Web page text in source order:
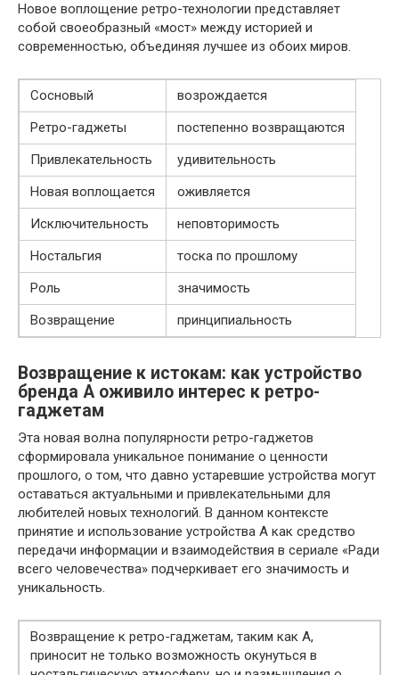
Новое воплощение ретро-технологии представляет
собой своеобразный «мост» между историей и
современностью, объединяя лучшее из обоих миров.
Сосновый
возрождается
Ретро-гаджеты
постепенно возвращаются
Привлекательность
удивительность
Новая воплощается
оживляется
Исключительность
неповторимость
Ностальгия
тоска по прошлому
Роль
значимость
Возвращение
принципиальность
Возвращение к истокам: как устройство
бренда A оживило интерес к ретро-
гаджетам
Эта новая волна популярности ретро-гаджетов
сформировала уникальное понимание о ценности
прошлого, о том, что давно устаревшие устройства могут
оставаться актуальными и привлекательными для
любителей новых технологий. В данном контексте
принятие и использование устройства A как средство
передачи информации и взаимодействия в сериале «Ради
всего человечества» подчеркивает его значимость и
уникальность.
Возвращение к ретро-гаджетам, таким как A,
приносит не только возможность окунуться в